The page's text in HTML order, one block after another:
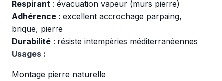
Respirant : évacuation vapeur (murs pierre)
Adhérence : excellent accrochage parpaing,
brique, pierre
Durabilité : résiste intempéries méditerranéennes
Usages :
Montage pierre naturelle